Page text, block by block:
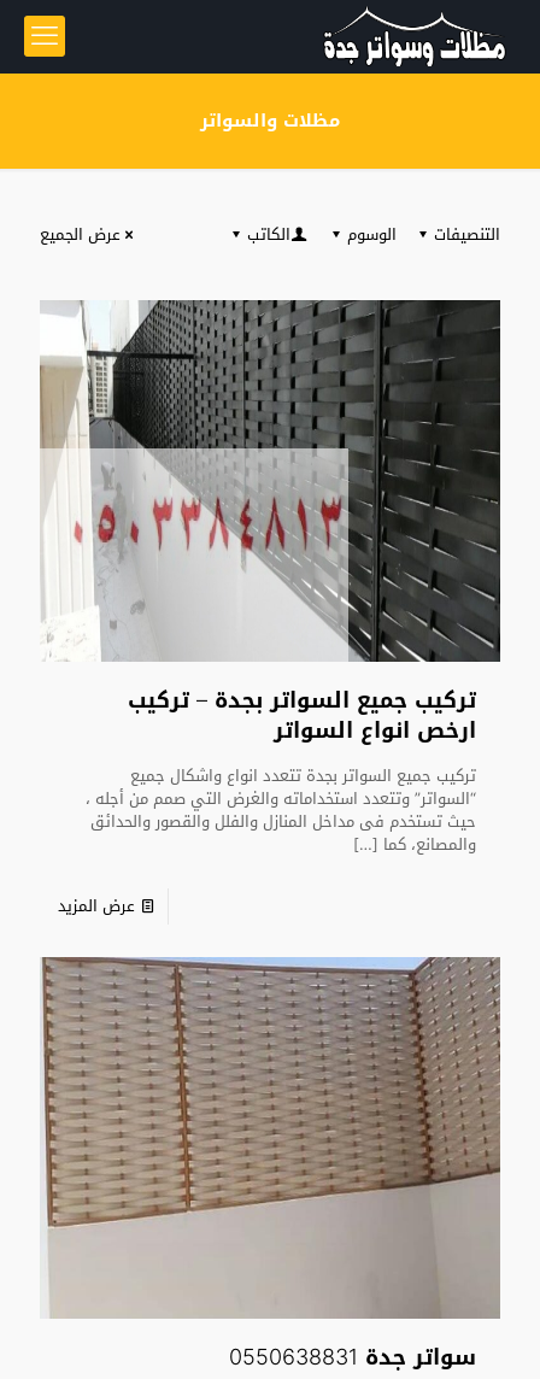
مظلات والسواتر
التنصيفات الوسوم الكاتب عرض الجميع
تركيب جميع السواتر بجدة – تركيب
ارخص انواع السواتر
تركيب جميع السواتر بجدة تتعدد انواع واشكال جميع
“السواتر” وتتعدد استخداماته والغرض التي صمم من أجله ،
حيث تستخدم فى مداخل المنازل والفلل والقصور والحدائق
والمصانع، كما […]
عرض المزيد
سواتر جدة 0550638831